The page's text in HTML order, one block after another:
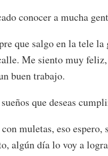
conocer a mucha
que salgo en la tele la
Me siento muy
buen trabajo.
que deseas
muletas, eso espero,
algún día lo voy a